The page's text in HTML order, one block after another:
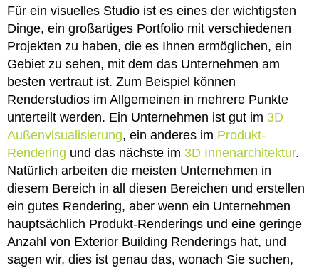
Für ein visuelles Studio ist es eines der wichtigsten
Dinge, ein großartiges Portfolio mit verschiedenen
Projekten zu haben, die es Ihnen ermöglichen, ein
Gebiet zu sehen, mit dem das Unternehmen am
besten vertraut ist. Zum Beispiel können
Renderstudios im Allgemeinen in mehrere Punkte
unterteilt werden. Ein Unternehmen ist gut im 3D
Außenvisualisierung, ein anderes im Produkt-
Rendering und das nächste im 3D Innenarchitektur.
Natürlich arbeiten die meisten Unternehmen in
diesem Bereich in all diesen Bereichen und erstellen
ein gutes Rendering, aber wenn ein Unternehmen
hauptsächlich Produkt-Renderings und eine geringe
Anzahl von Exterior Building Renderings hat, und
sagen wir, dies ist genau das, wonach Sie suchen,